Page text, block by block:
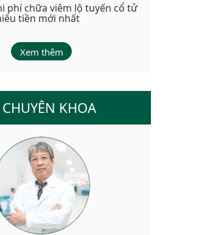
phí chữa viêm lộ tuyến cổ tử
tiền mới nhất
Xem thêm
KHOA